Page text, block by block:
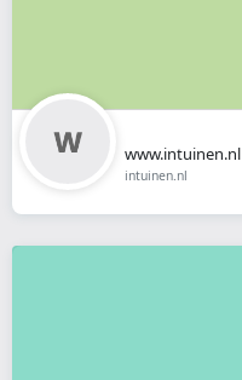
www.intuinen.nl
intuinen.nl